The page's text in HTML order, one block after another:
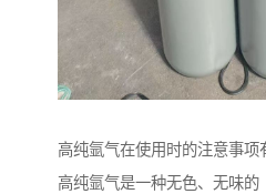
高纯氩气在使用时的注意事项
高纯氩气是一种无色、无味